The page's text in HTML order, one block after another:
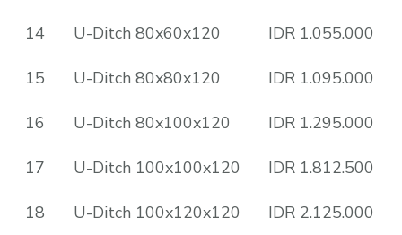
14 U-Ditch 80x60x120 IDR 1.055.000
15 U-Ditch 80x80x120 IDR 1.095.000
16 U-Ditch 80x100x120 IDR 1.295.000
17 U-Ditch 100x100x120 IDR 1.812.500
18 U-Ditch 100x120x120 IDR 2.125.000